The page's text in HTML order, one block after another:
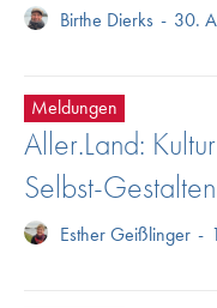
Birthe Dierks - 30.
Meldungen
Aller.Land:
Selbst-Gestalten
Esther Geißlinger -